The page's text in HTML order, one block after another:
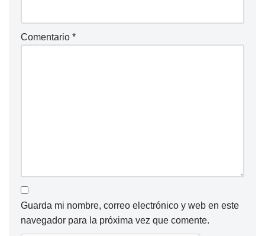
Comentario *
Guarda mi nombre, correo electrónico y web en este
navegador para la próxima vez que comente.